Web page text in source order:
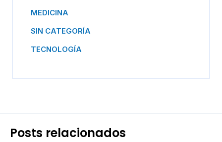
MEDICINA
SIN CATEGORÍA
TECNOLOGÍA
Posts relacionados